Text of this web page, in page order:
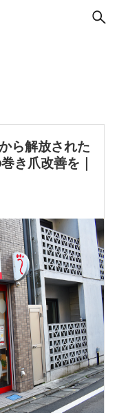
ら解放された
き爪改善を｜